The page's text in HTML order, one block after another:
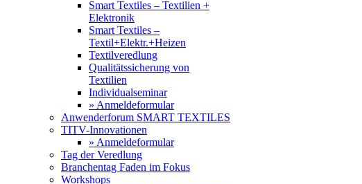
Smart Textiles – Textilien +
Elektronik
Smart Textiles –
Textil+Elektr.+Heizen
Textilveredlung
Qualitätssicherung von
Textilien
Individualseminar
» Anmeldeformular
Anwenderforum SMART TEXTILES
TITV-Innovationen
» Anmeldeformular
Tag der Veredlung
Branchentag Faden im Fokus
Workshops